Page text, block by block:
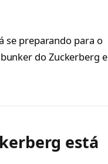
se preparando para o
do Zuckerberg e
está